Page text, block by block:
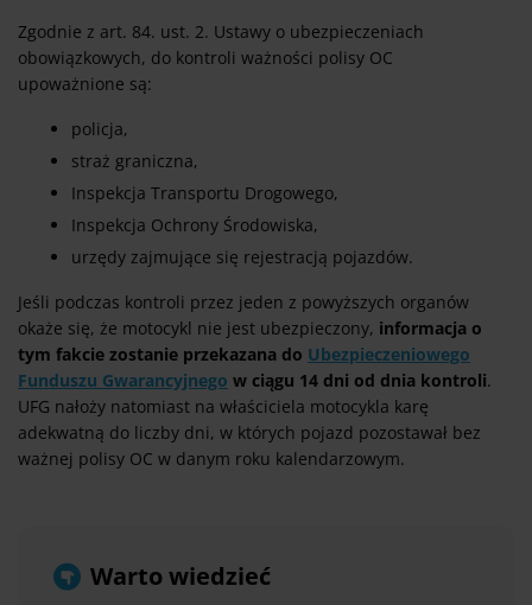
Zgodnie z art. 84. ust. 2. Ustawy o ubezpieczeniach
obowiązkowych, do kontroli ważności polisy OC
upoważnione są:
policja,
straż graniczna,
Inspekcja Transportu Drogowego,
Inspekcja Ochrony Środowiska,
urzędy zajmujące się rejestracją pojazdów.
Jeśli podczas kontroli przez jeden z powyższych organów
okaże się, że motocykl nie jest ubezpieczony, informacja o
tym fakcie zostanie przekazana do Ubezpieczeniowego
Funduszu Gwarancyjnego w ciągu 14 dni od dnia kontroli.
UFG nałoży natomiast na właściciela motocykla karę
adekwatną do liczby dni, w których pojazd pozostawał bez
ważnej polisy OC w danym roku kalendarzowym.
Warto wiedzieć